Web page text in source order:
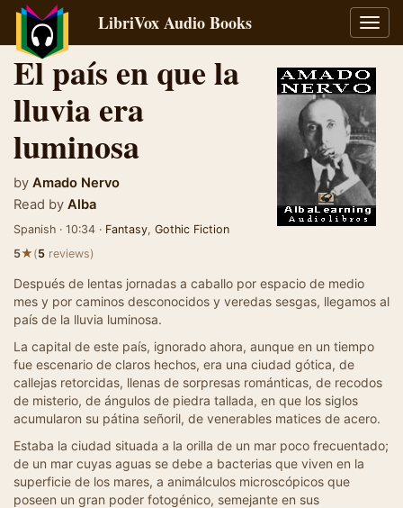
LibriVox Audio Books
El país en que la
lluvia era
luminosa
by Amado Nervo
Read by Alba
Spanish · 10:34 · Fantasy, Gothic Fiction
5★(5 reviews)
Después de lentas jornadas a caballo por espacio de medio
mes y por caminos desconocidos y veredas sesgas, llegamos al
país de la lluvia luminosa.
La capital de este país, ignorado ahora, aunque en un tiempo
fue escenario de claros hechos, era una ciudad gótica, de
callejas retorcidas, llenas de sorpresas románticas, de recodos
de misterio, de ángulos de piedra tallada, en que los siglos
acumularon su pátina señoril, de venerables matices de acero.
Estaba la ciudad situada a la orilla de un mar poco frecuentado;
de un mar cuyas aguas se debe a bacterias que viven en la
superficie de los mares, a animálculos microscópicos que
poseen un gran poder fotogénico, semejante en sus